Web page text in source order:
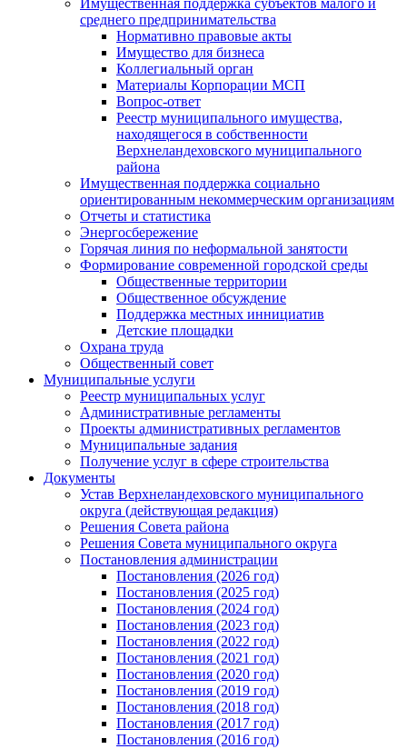
Имущественная поддержка субъектов малого и
среднего предпринимательства
Нормативно правовые акты
Имущество для бизнеса
Коллегиальный орган
Материалы Корпорации МСП
Вопрос-ответ
Реестр муниципального имущества,
находящегося в собственности
Верхнеландеховского муниципального
района
Имущественная поддержка социально
ориентированным некоммерческим организациям
Отчеты и статистика
Энергосбережение
Горячая линия по неформальной занятости
Формирование современной городской среды
Общественные территории
Общественное обсуждение
Поддержка местных иннициатив
Детские площадки
Охрана труда
Общественный совет
Муниципальные услуги
Реестр муниципальных услуг
Административные регламенты
Проекты административных регламентов
Муниципальные задания
Получение услуг в сфере строительства
Документы
Устав Верхнеландеховского муниципального
округа (действующая редакция)
Решения Совета района
Решения Совета муниципального округа
Постановления администрации
Постановления (2026 год)
Постановления (2025 год)
Постановления (2024 год)
Постановления (2023 год)
Постановления (2022 год)
Постановления (2021 год)
Постановления (2020 год)
Постановления (2019 год)
Постановления (2018 год)
Постановления (2017 год)
Постановления (2016 год)